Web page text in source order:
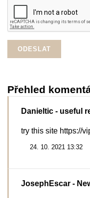
Přehled
Danieltic - useful
try this site https://
24. 10. 2021 13:32
JosephEscar -